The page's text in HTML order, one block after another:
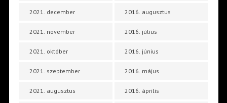
2021. december
2021. november
2021. október
2021. szeptember
2021. augusztus
2016. augusztus
2016. július
2016. június
2016. május
2016. április